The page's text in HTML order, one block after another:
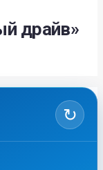
драйв»
↻